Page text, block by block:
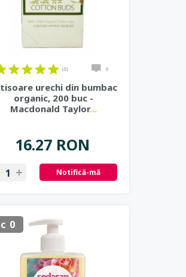
(0) 0
urechi din bumbac
organic, 200 buc -
Macdonald Taylor...
16.27 RON
Notifică-mă
0